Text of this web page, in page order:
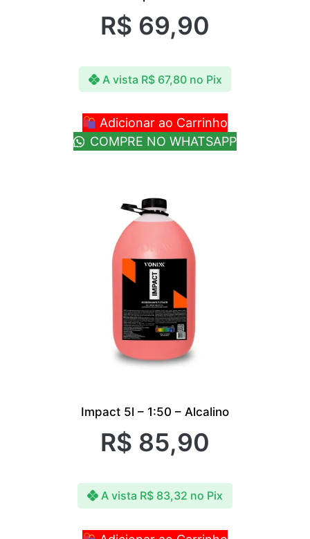
R$ 69,90
A vista R$67,80 no Pix
Adicionar ao Carrinho
COMPRE NO WHATSAPP
Impact 5l – 1:50 – Alcalino
R$ 85,90
A vista R$ 83,32 no Pix